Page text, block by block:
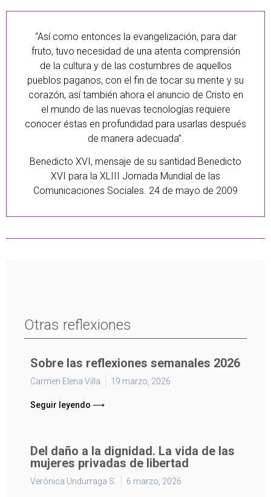
Otras reflexiones
Sobre las reflexiones semanales 2026
Carmen Elena Villa 19 marzo, 2026
Seguir leyendo ⟶
Del daño a la dignidad. La vida de las
mujeres privadas de libertad
Verónica Undurraga S. 6 marzo, 2026
“Así como entonces la evangelización, para dar
fruto, tuvo necesidad de una atenta comprensión
de la cultura y de las costumbres de aquellos
pueblos paganos, con el fin de tocar su mente y su
corazón, así también ahora el anuncio de Cristo en
el mundo de las nuevas tecnologías requiere
conocer éstas en profundidad para usarlas después
de manera adecuada”.
Benedicto XVI, mensaje de su santidad Benedicto
XVI para la XLIII Jornada Mundial de las
Comunicaciones Sociales. 24 de mayo de 2009